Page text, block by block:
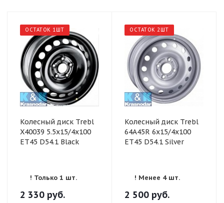
ОСТАТОК 1ШТ
Колесный диск Trebl
X40039 5.5x15/4x100
ET45 D54.1 Black
! Только 1 шт.
2 330 руб.
ОСТАТОК 2ШТ
Колесный диск Trebl
64А45R 6x15/4x100
ET45 D54.1 Silver
! Менее 4 шт.
2 500 руб.